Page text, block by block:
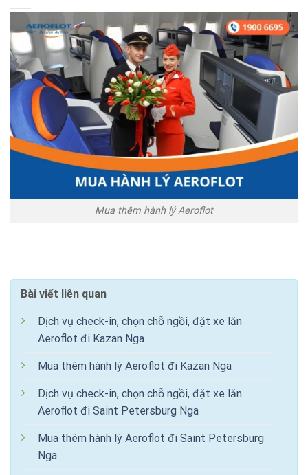
Mua thêm hành lý Aeroflot
Bài viết liên quan
Dịch vụ check-in, chọn chỗ ngồi, đặt xe lăn
Aeroflot đi Kazan Nga
Mua thêm hành lý Aeroflot đi Kazan Nga
Dịch vụ check-in, chọn chỗ ngồi, đặt xe lăn
Aeroflot đi Saint Petersburg Nga
Mua thêm hành lý Aeroflot đi Saint Petersburg
Nga